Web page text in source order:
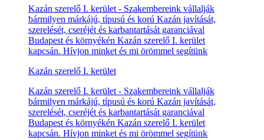
Kazán szerelő I. kerület - Szakembereink vállalják
bármilyen márkájú, típusú és korú Kazán javítását,
szerelését, cseréjét és karbantartását garanciával
Budapest és környékén Kazán szerelő I. kerület
kapcsán. Hívjon minket és mi örömmel segítünk
Kazán szerelő I. kerület
Kazán szerelő I. kerület - Szakembereink vállalják
bármilyen márkájú, típusú és korú Kazán javítását,
szerelését, cseréjét és karbantartását garanciával
Budapest és környékén Kazán szerelő I. kerület
kapcsán. Hívjon minket és mi örömmel segítünk